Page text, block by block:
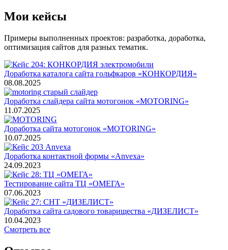
Мои кейсы
Примеры выполненных проектов: разработка, доработка,
оптимизация сайтов для разных тематик.
Доработка каталога сайта гольфкаров «КОНКОРДИЯ»
08.08.2025
Доработка слайдера сайта мотогонок «MOTORING»
11.07.2025
Доработка сайта мотогонок «MOTORING»
10.07.2025
Доработка контактной формы «Anvexa»
24.09.2023
Тестирование сайта ТЦ «ОМЕГА»
07.06.2023
Доработка сайта садового товарищества «ДИЗЕЛИСТ»
10.04.2023
Смотреть все